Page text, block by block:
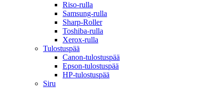
Riso-rulla
Samsung-rulla
Sharp-Roller
Toshiba-rulla
Xerox-rulla
Tulostuspää
Canon-tulostuspää
Epson-tulostuspää
HP-tulostuspää
Siru